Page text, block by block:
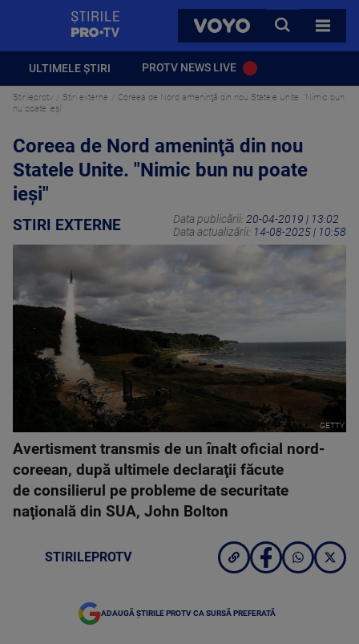
VOYO
CAUTA
TOATE
ULTIMELE ȘTIRI PROTV NEWS LIVE
Stirileprotv Stiri externe
Coreea de Nord ameninţă din nou Statele Unite. "Nimic bun
nu poate ieşi"
Coreea de Nord ameninţă din nou
Statele Unite. "Nimic bun nu poate
ieşi"
STIRI EXTERNE Data publicării: 20-04-2019 | 13:02
Data actualizării: 14-08-2025 | 10:58
GETTY
Avertisment transmis de un înalt oficial nord-
coreean, după ultimele declaraţii făcute
de consilierul pe probleme de securitate
naţională din SUA, John Bolton
STIRILEPROTV
ADAUGĂ ȘTIRILE PROTV CA SURSĂ PREFERATĂ